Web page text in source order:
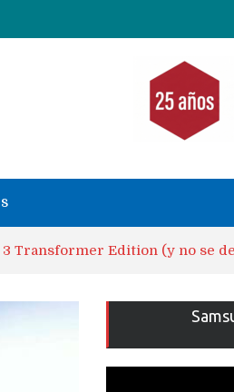
Transformer Edition (y no se